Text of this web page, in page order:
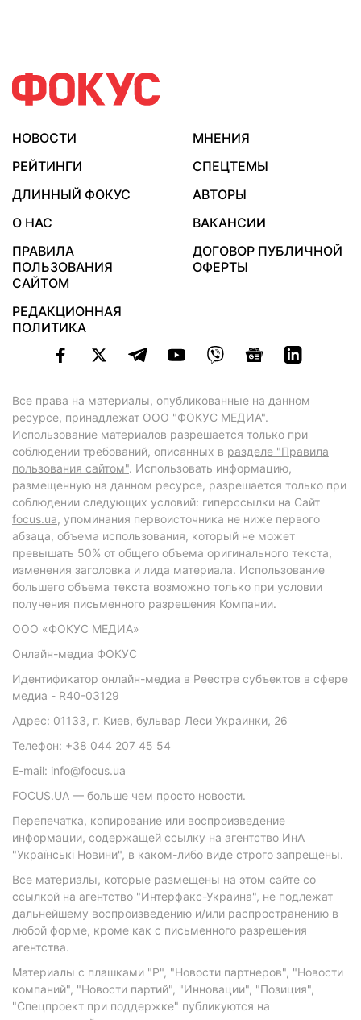
НОВОСТИ
МНЕНИЯ
РЕЙТИНГИ
СПЕЦТЕМЫ
ДЛИННЫЙ ФОКУС
АВТОРЫ
О НАС
ВАКАНСИИ
ПРАВИЛА
ПОЛЬЗОВАНИЯ
САЙТОМ
ДОГОВОР ПУБЛИЧНОЙ
ОФЕРТЫ
РЕДАКЦИОННАЯ
ПОЛИТИКА
Все права на материалы, опубликованные на данном
ресурсе, принадлежат ООО "ФОКУС МЕДИА".
Использование материалов разрешается только при
соблюдении требований, описанных в разделе "Правила
пользования сайтом". Использовать информацию,
размещенную на данном ресурсе, разрешается только при
соблюдении следующих условий: гиперссылки на Сайт
focus.ua, упоминания первоисточника не ниже первого
абзаца, объема использования, который не может
превышать 50% от общего объема оригинального текста,
изменения заголовка и лида материала. Использование
большего объема текста возможно только при условии
получения письменного разрешения Компании.
ООО «ФОКУС МЕДИА»
Онлайн-медиа ФОКУС
Идентификатор онлайн-медиа в Реестре субъектов в сфере
медиа - R40-03129
Адрес: 01133, г. Киев, бульвар Леси Украинки, 26
Телефон: +38 044 207 45 54
E-mail: info@focus.ua
FOCUS.UA — больше чем просто новости.
Перепечатка, копирование или воспроизведение
информации, содержащей ссылку на агентство ИнА
"Українські Новини", в каком-либо виде строго запрещены.
Все материалы, которые размещены на этом сайте со
ссылкой на агентство "Интерфакс-Украина", не подлежат
дальнейшему воспроизведению и/или распространению в
любой форме, кроме как с письменного разрешения
агентства.
Материалы с плашками "Р", "Новости партнеров", "Новости
компаний", "Новости партий", "Инновации", "Позиция",
"Спецпроект при поддержке" публикуются на